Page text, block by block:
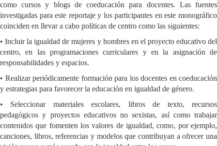
como cursos y blogs de coeducación para docentes. Las fuentes
investigadas para este reportaje y los participantes en este monográfico
coinciden en llevar a cabo políticas de centro como las siguientes:
• Incluir la igualdad de mujeres y hombres en el proyecto educativo del
centro, en las programaciones curriculares y en la asignación de
responsabilidades y espacios.
• Realizar periódicamente formación para los docentes en coeducación
y estrategias para favorecer la educación en igualdad de género.
• Seleccionar materiales escolares, libros de texto, recursos
pedagógicos y proyectos educativos no sexistas, así como trabajar
contenidos que fomenten los valores de igualdad, como, por ejemplo,
canciones, libros, referencias y modelos que contribuyan a ofrecer una